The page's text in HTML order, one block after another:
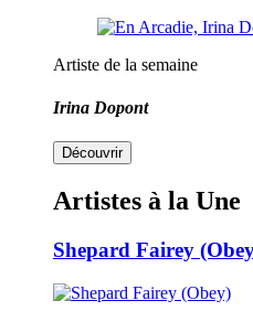
Artiste de la semaine
Irina Dopont
Découvrir
Artistes à la Une
Shepard Fairey